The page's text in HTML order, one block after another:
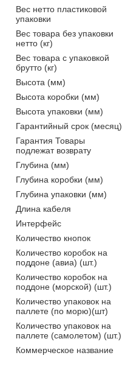
Вес нетто пластиковой
упаковки
Вес товара без упаковки
нетто (кг)
Вес товара с упаковкой
брутто (кг)
Высота (мм)
Высота коробки (мм)
Высота упаковки (мм)
Гарантийный срок (месяц)
Гарантия Товары
подлежат возврату
Глубина (мм)
Глубина коробки (мм)
Глубина упаковки (мм)
Длина кабеля
Интерфейс
Количество кнопок
Количество коробок на
поддоне (авиа) (шт.)
Количество коробок на
поддоне (морской) (шт.)
Количество упаковок на
паллете (по морю)(шт)
Количество упаковок на
паллете (самолетом) (шт.)
Коммерческое название